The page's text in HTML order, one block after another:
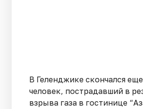
В Геленджике скончался
человек, пострадавший в
взрыва газа в гостинице